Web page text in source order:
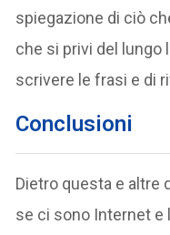
spiegazione di ciò
che si privi del lungo
scrivere le frasi e di
Conclusioni
Dietro questa e altre
se ci sono Internet e